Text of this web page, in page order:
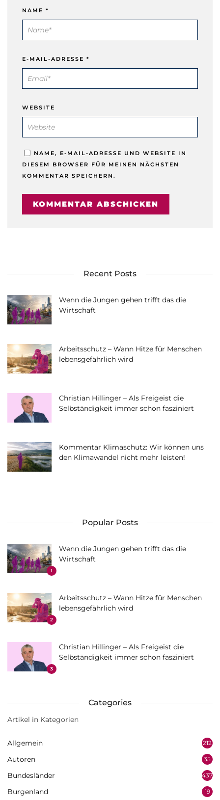
NAME *
E-MAIL-ADRESSE *
WEBSITE
NAME, E-MAIL-ADRESSE UND WEBSITE IN
DIESEM BROWSER FÜR MEINEN NÄCHSTEN
KOMMENTAR SPEICHERN.
Recent Posts
Wenn die Jungen gehen trifft das die
Wirtschaft
Arbeitsschutz – Wann Hitze für Menschen
lebensgefährlich wird
Christian Hillinger – Als Freigeist die
Selbständigkeit immer schon fasziniert
Kommentar Klimaschutz: Wir können uns
den Klimawandel nicht mehr leisten!
Popular Posts
1
Wenn die Jungen gehen trifft das die
Wirtschaft
2
Arbeitsschutz – Wann Hitze für Menschen
lebensgefährlich wird
3
Christian Hillinger – Als Freigeist die
Selbständigkeit immer schon fasziniert
Categories
Artikel in Kategorien
Allgemein 212
Autoren 35
Bundesländer 437
Burgenland 19